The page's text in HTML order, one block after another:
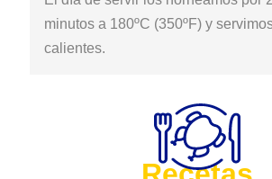
minutos a 180ºC (350ºF) y
calientes.